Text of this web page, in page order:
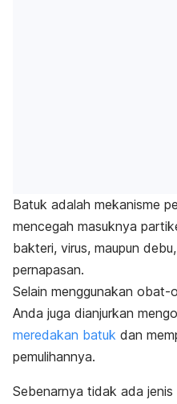
Batuk adalah mekanisme
mencegah masuknya
bakteri, virus, maupun
pernapasan.
Selain menggunakan
Anda juga dianjurkan
meredakan batuk dan
pemulihannya.
Sebenarnya tidak ada